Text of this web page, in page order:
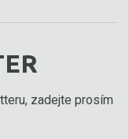
zadejte prosím